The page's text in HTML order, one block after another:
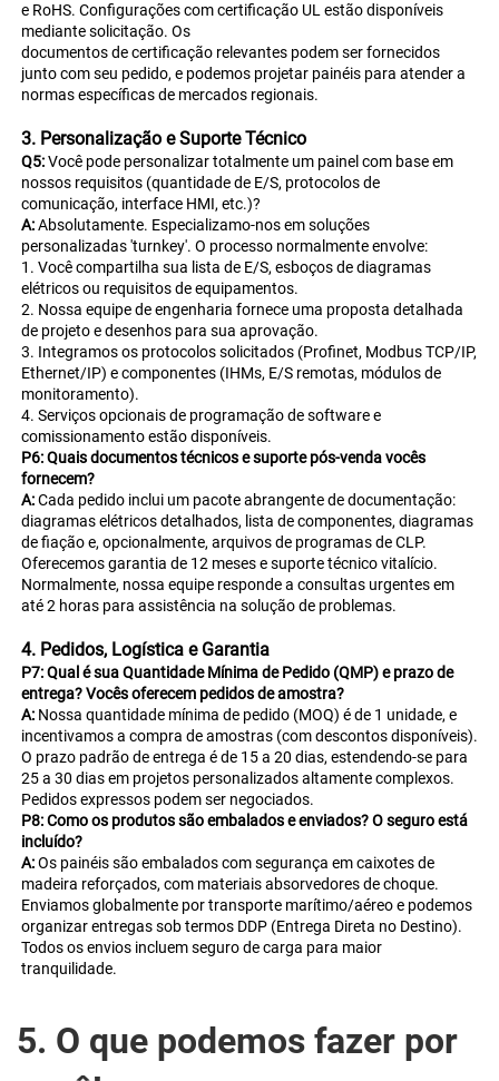
e RoHS. Configurações com certificação UL estão disponíveis
mediante solicitação. Os
documentos de certificação relevantes podem ser fornecidos
junto com seu pedido, e podemos projetar painéis para atender a
normas específicas de mercados regionais.
3. Personalização e Suporte Técnico
Q5: Você pode personalizar totalmente um painel com base em
nossos requisitos (quantidade de E/S, protocolos de
comunicação, interface HMI, etc.)?
A: Absolutamente. Especializamo-nos em soluções
personalizadas 'turnkey'. O processo normalmente envolve:
1. Você compartilha sua lista de E/S, esboços de diagramas
elétricos ou requisitos de equipamentos.
2. Nossa equipe de engenharia fornece uma proposta detalhada
de projeto e desenhos para sua aprovação.
3. Integramos os protocolos solicitados (Profinet, Modbus TCP/IP,
Ethernet/IP) e componentes (IHMs, E/S remotas, módulos de
monitoramento).
4. Serviços opcionais de programação de software e
comissionamento estão disponíveis.
P6: Quais documentos técnicos e suporte pós-venda vocês
fornecem?
A: Cada pedido inclui um pacote abrangente de documentação:
diagramas elétricos detalhados, lista de componentes, diagramas
de fiação e, opcionalmente, arquivos de programas de CLP.
Oferecemos garantia de 12 meses e suporte técnico vitalício.
Normalmente, nossa equipe responde a consultas urgentes em
até 2 horas para assistência na solução de problemas.
4. Pedidos, Logística e Garantia
P7: Qual é sua Quantidade Mínima de Pedido (QMP) e prazo de
entrega? Vocês oferecem pedidos de amostra?
A: Nossa quantidade mínima de pedido (MOQ) é de 1 unidade, e
incentivamos a compra de amostras (com descontos disponíveis).
O prazo padrão de entrega é de 15 a 20 dias, estendendo-se para
25 a 30 dias em projetos personalizados altamente complexos.
Pedidos expressos podem ser negociados.
P8: Como os produtos são embalados e enviados? O seguro está
incluído?
A: Os painéis são embalados com segurança em caixotes de
madeira reforçados, com materiais absorvedores de choque.
Enviamos globalmente por transporte marítimo/aéreo e podemos
organizar entregas sob termos DDP (Entrega Direta no Destino).
Todos os envios incluem seguro de carga para maior
tranquilidade.
5. O que podemos fazer por